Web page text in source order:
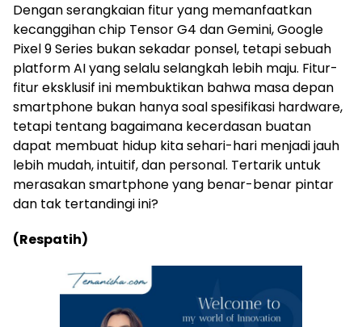
Dengan serangkaian fitur yang memanfaatkan
kecanggihan chip Tensor G4 dan Gemini, Google
Pixel 9 Series bukan sekadar ponsel, tetapi sebuah
platform AI yang selalu selangkah lebih maju. Fitur-
fitur eksklusif ini membuktikan bahwa masa depan
smartphone bukan hanya soal spesifikasi hardware,
tetapi tentang bagaimana kecerdasan buatan
dapat membuat hidup kita sehari-hari menjadi jauh
lebih mudah, intuitif, dan personal. Tertarik untuk
merasakan smartphone yang benar-benar pintar
dan tak tertandingi ini?
(Respatih)